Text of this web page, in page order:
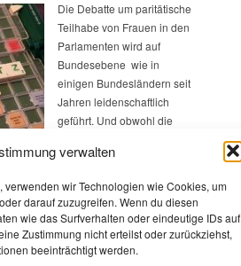
verwalten
wir Technologien wie Cookies, um
darauf zuzugreifen. Wenn du diesen
wie das Surfverhalten oder eindeutige IDs auf
Zustimmung nicht erteilst oder zurückziehst,
beeinträchtigt werden.
Die Debatte um paritätische
Teilhabe von Frauen in den
Parlamenten wird auf
Bundesebene wie in
einigen Bundesländern seit
Jahren leidenschaftlich
geführt. Und obwohl die
gleich zu tun und per Gesetz
hat sich bisher kein Parlament
Land Brandenburg getraut und das
von LINKEN, SPD und Grünen auf